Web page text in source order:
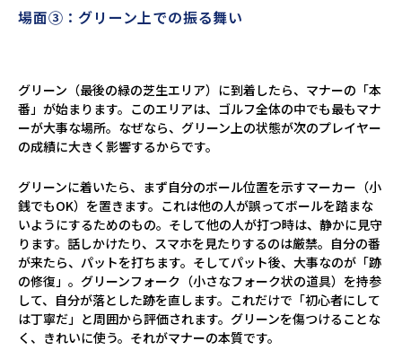
場面③：グリーン上での振る舞い
グリーン（最後の緑の芝生エリア）に到着したら、マナーの「本
番」が始まります。このエリアは、ゴルフ全体の中でも最もマナ
ーが大事な場所。なぜなら、グリーン上の状態が次のプレイヤー
の成績に大きく影響するからです。
グリーンに着いたら、まず自分のボール位置を示すマーカー（小
銭でもOK）を置きます。これは他の人が誤ってボールを踏まな
いようにするためのもの。そして他の人が打つ時は、静かに見守
ります。話しかけたり、スマホを見たりするのは厳禁。自分の番
が来たら、パットを打ちます。そしてパット後、大事なのが「跡
の修復」。グリーンフォーク（小さなフォーク状の道具）を持参
して、自分が落とした跡を直します。これだけで「初心者にして
は丁寧だ」と周囲から評価されます。グリーンを傷つけることな
く、きれいに使う。それがマナーの本質です。